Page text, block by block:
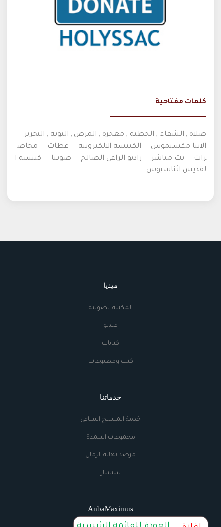
كلمات مفتاحية
صلاة , الشفاء , الخطية , معجزة , المرض , التوبة , التحرير
الانبا مكسيموس
الكنيسة الالكترونية عظات
محاض
رات
بث مباشر راديو الراعي الصالح صوتنا
كنيسة ا
لقديس اثناسيوس
ميديا
المكتبة الصوتية
فيديو
كتابات
كتب ومطبوعات
خدماتنا
خدمة المسيح الشافي
مجموعات التلمذة
مرصد نهاية الزمان
سيمنار
AnbaMaximus